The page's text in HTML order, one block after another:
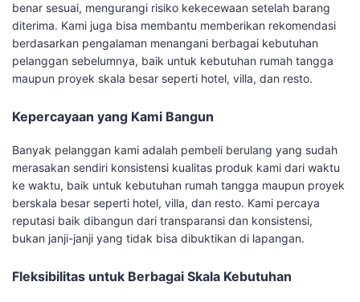
benar sesuai, mengurangi risiko kekecewaan setelah barang
diterima. Kami juga bisa membantu memberikan rekomendasi
berdasarkan pengalaman menangani berbagai kebutuhan
pelanggan sebelumnya, baik untuk kebutuhan rumah tangga
maupun proyek skala besar seperti hotel, villa, dan resto.
Kepercayaan yang Kami Bangun
Banyak pelanggan kami adalah pembeli berulang yang sudah
merasakan sendiri konsistensi kualitas produk kami dari waktu
ke waktu, baik untuk kebutuhan rumah tangga maupun proyek
berskala besar seperti hotel, villa, dan resto. Kami percaya
reputasi baik dibangun dari transparansi dan konsistensi,
bukan janji-janji yang tidak bisa dibuktikan di lapangan.
Fleksibilitas untuk Berbagai Skala Kebutuhan